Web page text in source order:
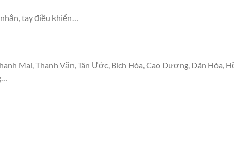
tay điều khiển…
Mai, Thanh Văn, Tân Ước, Bích Hòa, Cao Dương, Dân Hòa,